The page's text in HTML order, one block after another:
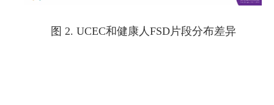
图 2. UCEC和健康人FSD片段分布差异